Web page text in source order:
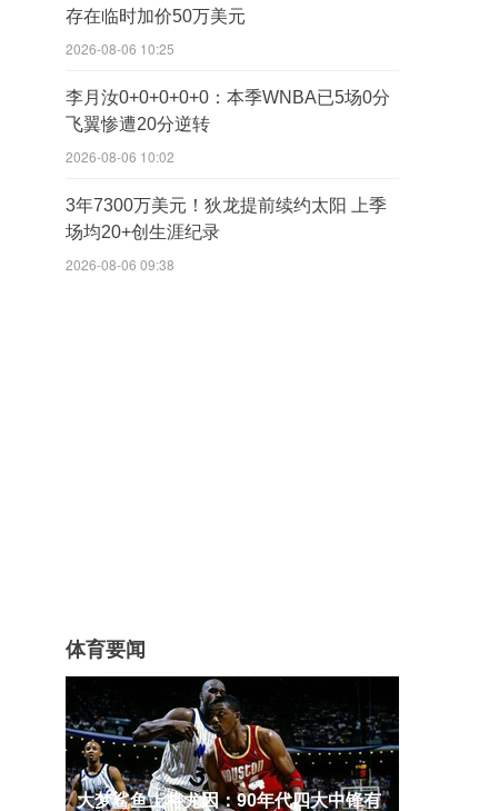
存在临时加价50万美元
2026-08-06 10:25
李月汝0+0+0+0+0：本季WNBA已5场0分
飞翼惨遭20分逆转
2026-08-06 10:02
3年7300万美元！狄龙提前续约太阳 上季
场均20+创生涯纪录
2026-08-06 09:38
体育要闻
大梦鲨鱼上将尤因：90年代四大中锋有